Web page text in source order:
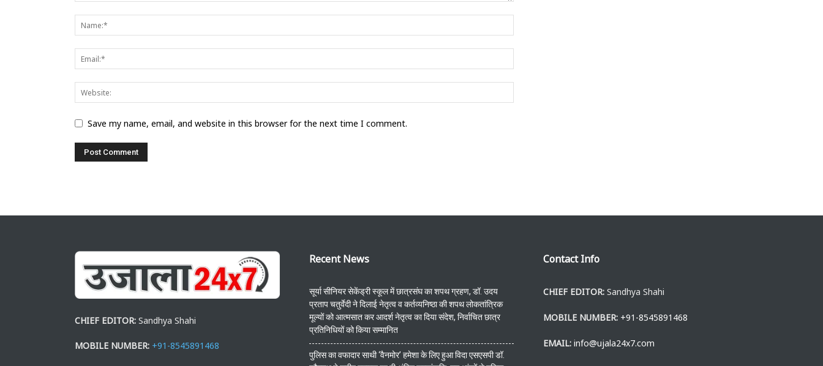
Save my name, email, and website in this browser for the next time I comment.
CHIEF EDITOR: Sandhya Shahi
MOBILE NUMBER: +91-8545891468
Recent News
सूर्या सीनियर सेकेंड्री स्कूल में छात्रसंघ का शपथ ग्रहण, डॉ. उदय
प्रताप चतुर्वेदी ने दिलाई नेतृत्व व कर्तव्यनिष्ठा की शपथ लोकतांत्रिक
मूल्यों को आत्मसात कर आदर्श नेतृत्व का दिया संदेश, निर्वाचित छात्र
प्रतिनिधियों को किया सम्मानित
पुलिस का वफादार साथी ‘वैनमोर’ हमेशा के लिए हुआ विदा एसएसपी डॉ.
Contact Info
CHIEF EDITOR: Sandhya Shahi
MOBILE NUMBER: +91-8545891468
EMAIL: info@ujala24x7.com